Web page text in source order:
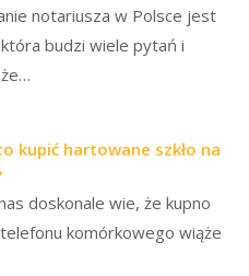
notariusza w Polsce jest
budzi wiele pytań i
kupić hartowane szkło na
doskonale wie, że kupno
komórkowego wiąże